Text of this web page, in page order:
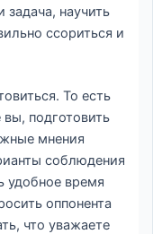
научить
ссориться и
То есть
вы, подготовить
мнения
соблюдения
удобное время
оппонента
что уважаете